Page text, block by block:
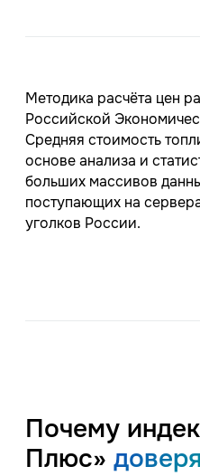
Методика расчёта цен
Российской
Средняя стоимость
основе анализа и
больших массивов
поступающих на
уголков России.
Почему
Плюс»